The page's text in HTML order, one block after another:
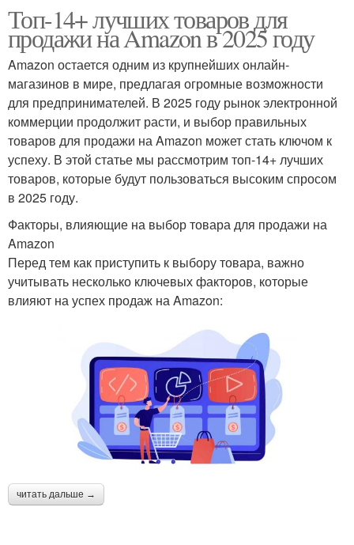
Топ-14+ лучших товаров для
продажи на Amazon в 2025 году
Amazon остается одним из крупнейших онлайн-
магазинов в мире, предлагая огромные возможности
для предпринимателей. В 2025 году рынок электронной
коммерции продолжит расти, и выбор правильных
товаров для продажи на Amazon может стать ключом к
успеху. В этой статье мы рассмотрим топ-14+ лучших
товаров, которые будут пользоваться высоким спросом
в 2025 году.
Факторы, влияющие на выбор товара для продажи на
Amazon
Перед тем как приступить к выбору товара, важно
учитывать несколько ключевых факторов, которые
влияют на успех продаж на Amazon:
читать дальше →